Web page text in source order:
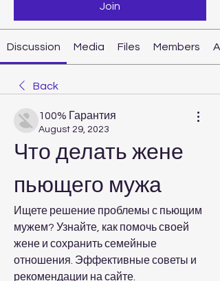
Join
Discussion Media Files Members
Back
100% Гарантия
August 29, 2023
Что делать жене
пьющего мужа
Ищете решение проблемы с пьющим
мужем? Узнайте, как помочь своей
жене и сохранить семейные
отношения. Эффективные советы и
рекомендации на сайте.